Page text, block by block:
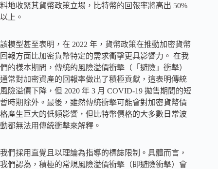
料地收緊其貨幣政策立場，比特幣的回報率將高出 50%
以上。
該模型甚至表明，在 2022 年，貨幣政策在推動加密貨幣
回報方面比加密貨幣特定的需求衝擊更具影響力。 在我
們的樣本期間，傳統的風險溢價衝擊（「避險」衝擊）
通常對加密資產的回報率做出了積極貢獻，這表明傳統
風險溢價下降，但 2020 年 3 月 COVID-19 拋售期間的短
暫時期除外。最後，雖然傳統衝擊可能會對加密貨幣價
格產生巨大的低頻影響，但比特幣價格的大多數日常波
動都無法用傳統衝擊來解釋。
我們採用直覺且以理論為指導的標誌限制。具體而言，
我們認為，積極的常規風險溢價衝擊（即避險衝擊）會